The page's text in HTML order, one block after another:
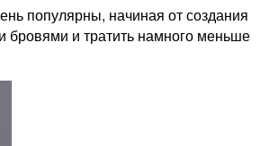
популярны, начиная от создания
и тратить намного меньше